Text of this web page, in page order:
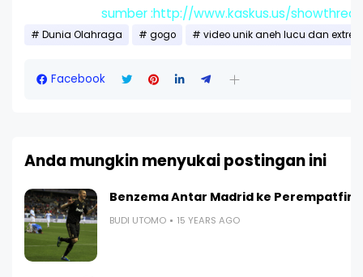
sumber :http://www.kaskus.us/
Dunia Olahraga gogo video unik aneh lucu dan
Facebook
Anda mungkin menyukai postingan ini
Benzema Antar Madrid ke
BUDI UTOMO 15 YEARS AGO